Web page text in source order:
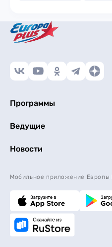
Программы
Ведущие
Новости
Мобильное приложение Европы